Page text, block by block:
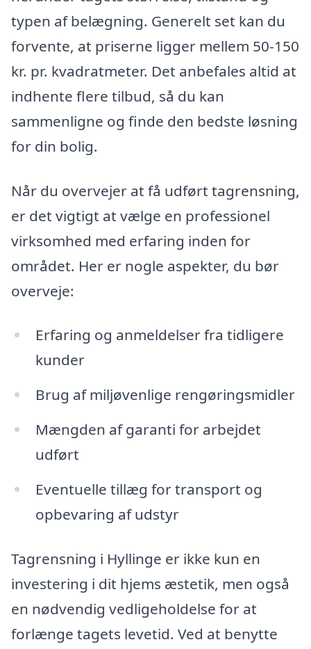
typen af belægning. Generelt set kan du
forvente, at priserne ligger mellem 50-150
kr. pr. kvadratmeter. Det anbefales altid at
indhente flere tilbud, så du kan
sammenligne og finde den bedste løsning
for din bolig.
Når du overvejer at få udført tagrensning,
er det vigtigt at vælge en professionel
virksomhed med erfaring inden for
området. Her er nogle aspekter, du bør
overveje:
Erfaring og anmeldelser fra tidligere
kunder
Brug af miljøvenlige rengøringsmidler
Mængden af garanti for arbejdet
udført
Eventuelle tillæg for transport og
opbevaring af udstyr
Tagrensning i Hyllinge er ikke kun en
investering i dit hjems æstetik, men også
en nødvendig vedligeholdelse for at
forlænge tagets levetid. Ved at benytte